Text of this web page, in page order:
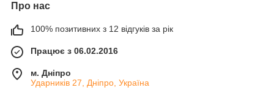
Про нас
100% позитивних з 12 відгуків за рік
Працює з 06.02.2016
м. Дніпро
Ударників 27, Дніпро, Україна